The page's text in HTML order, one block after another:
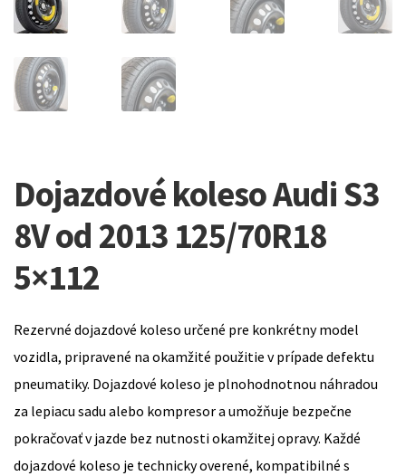
Dojazdové koleso Audi S3
8V od 2013 125/70R18
5×112
Rezervné dojazdové koleso určené pre konkrétny model
vozidla, pripravené na okamžité použitie v prípade defektu
pneumatiky. Dojazdové koleso je plnohodnotnou náhradou
za lepiacu sadu alebo kompresor a umožňuje bezpečne
pokračovať v jazde bez nutnosti okamžitej opravy. Každé
dojazdové koleso je technicky overené, kompatibilné s